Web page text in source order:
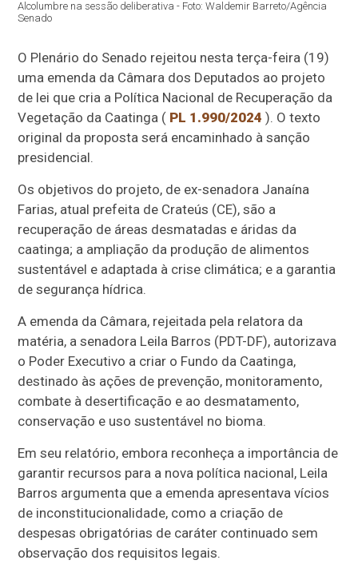
Alcolumbre na sessão deliberativa - Foto: Waldemir Barreto/Agência
Senado
O Plenário do Senado rejeitou nesta terça-feira (19)
uma emenda da Câmara dos Deputados ao projeto
de lei que cria a Política Nacional de Recuperação da
Vegetação da Caatinga ( PL 1.990/2024 ). O texto
original da proposta será encaminhado à sanção
presidencial.
Os objetivos do projeto, de ex-senadora Janaína
Farias, atual prefeita de Crateús (CE), são a
recuperação de áreas desmatadas e áridas da
caatinga; a ampliação da produção de alimentos
sustentável e adaptada à crise climática; e a garantia
de segurança hídrica.
A emenda da Câmara, rejeitada pela relatora da
matéria, a senadora Leila Barros (PDT-DF), autorizava
o Poder Executivo a criar o Fundo da Caatinga,
destinado às ações de prevenção, monitoramento,
combate à desertificação e ao desmatamento,
conservação e uso sustentável no bioma.
Em seu relatório, embora reconheça a importância de
garantir recursos para a nova política nacional, Leila
Barros argumenta que a emenda apresentava vícios
de inconstitucionalidade, como a criação de
despesas obrigatórias de caráter continuado sem
observação dos requisitos legais.